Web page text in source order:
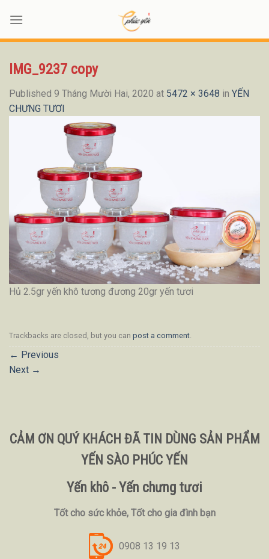
content
IMG_9237 copy
Published 9 Tháng Mười Hai, 2020 at 5472 × 3648 in YẾN
CHƯNG TƯƠI
Hủ 2.5gr yến khô tương đương 20gr yến tươi
Trackbacks are closed, but you can post a comment
← Previous
Next →
CẢM ƠN QUÝ KHÁCH ĐÃ TIN DÙNG SẢN PHẨM
YẾN SÀO PHÚC YẾN
Yến khô - Yến chưng tươi
Tốt cho sức khỏe, Tốt cho gia đình bạn
0908 13 19 13